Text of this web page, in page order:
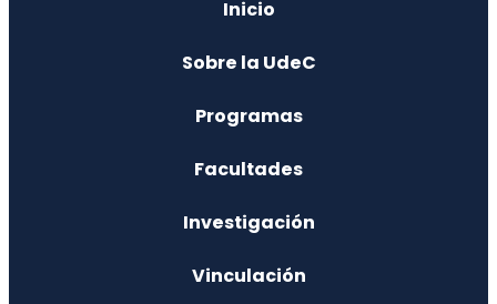
Inicio
Sobre la UdeC
Programas
Facultades
Investigación
Vinculación